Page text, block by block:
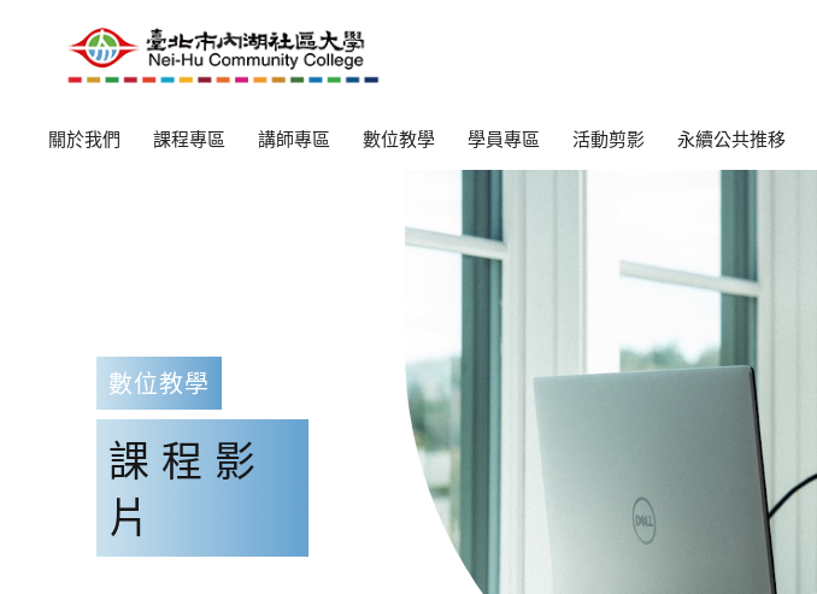
關於我們 課程專區 講師專區 數位教學 學員專區 活動剪影 永續公共推移
數位教學
課程影
片